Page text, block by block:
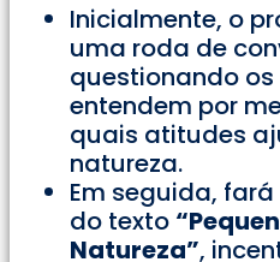
Inicialmente, o
uma roda de
questionando
entendem por
quais atitudes
natureza.
Em seguida,
do texto
Natureza”,